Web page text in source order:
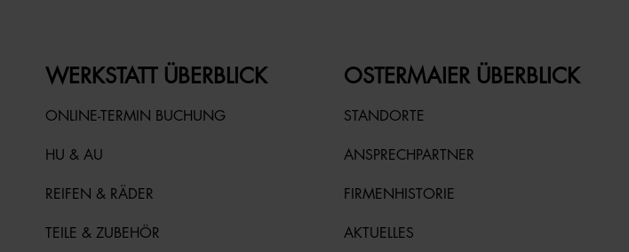
WERKSTATT ÜBERBLICK
ONLINE-TERMIN BUCHUNG
HU & AU
REIFEN & RÄDER
TEILE & ZUBEHÖR
OSTERMAIER ÜBERBLICK
STANDORTE
ANSPRECHPARTNER
FIRMENHISTORIE
AKTUELLES